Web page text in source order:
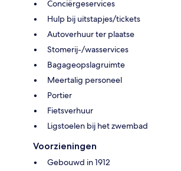
Conciërgeservices
Hulp bij uitstapjes/tickets
Autoverhuur ter plaatse
Stomerij-/wasservices
Bagageopslagruimte
Meertalig personeel
Portier
Fietsverhuur
Ligstoelen bij het zwembad
Voorzieningen
Gebouwd in 1912